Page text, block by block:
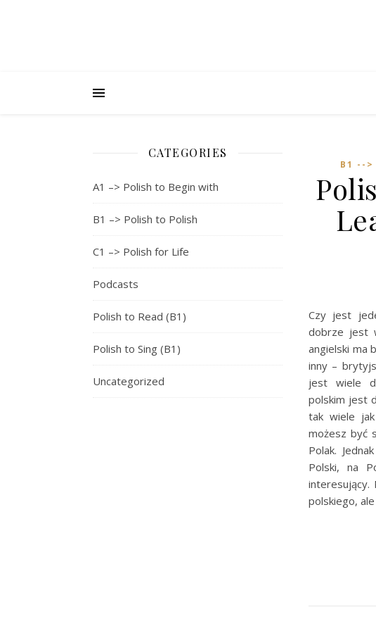
CATEGORIES
A1 –> Polish to Begin with
B1 –> Polish to Polish
C1 –> Polish for Life
Podcasts
Polish to Read (B1)
Polish to Sing (B1)
Uncategorized
B1 -->
Czy jest
dobrze jest
angielski ma
inny –
jest wiele
polskim jest
tak wiele
możesz być
Polak.
Polski, na
interesujący.
polskiego,